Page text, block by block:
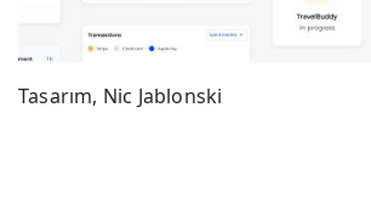
Tasarım, Nic Jablonski